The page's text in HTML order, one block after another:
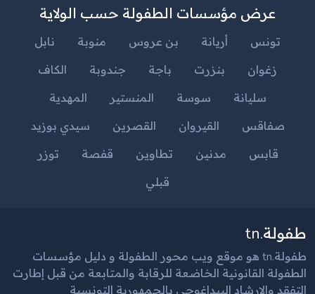
عرض مؤسسات الطفولة حسب الولاية
تونس أريانة بن عروس منوبة
نابل
زغوان
بنزرت باجة جندوبة
الكاف
سليانة
سوسة المنستير
المهدية
صفاقس
القيروان القصرين
سيدي بوزيد
قابس
مدنين تطاوين قفصة
توزر
قبلي
طفولة.tn
طفولة.tn هو موقع ويب محور الطفولة و دليل مؤسسات
الطفولة القانونية الخاضعة للرقابة والمتابعة من قبل إطارت
التفقد والإرشاد البيداغوجي بالجمهورية التونسية